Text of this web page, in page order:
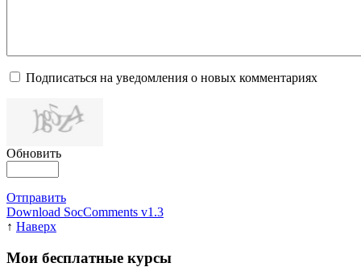
Подписаться на уведомления о новых комментариях
Обновить
Отправить
Download SocComments v1.3
↑ Наверх
Мои бесплатные курсы